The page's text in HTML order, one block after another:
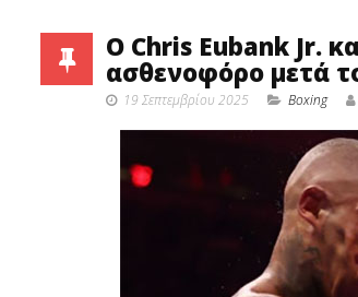
Ο Chris Eubank Jr.
ασθενοφόρο μετά
19 Σεπτεμβρίου 2025 Boxing